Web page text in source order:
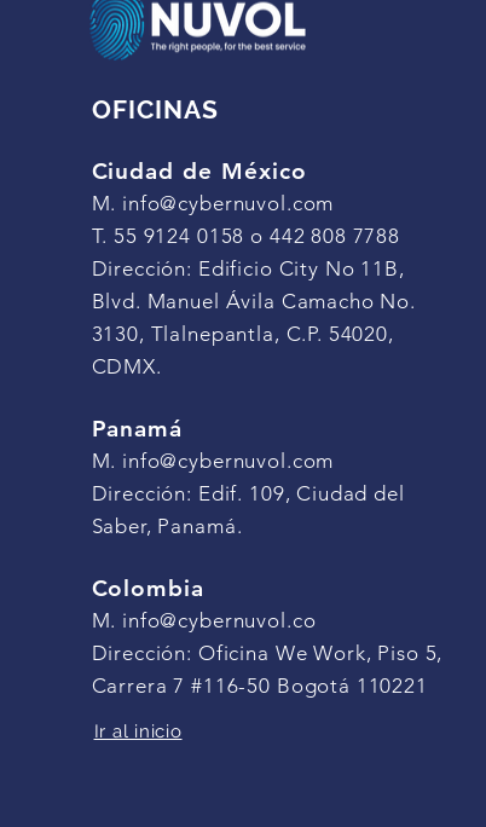
OFICINAS
Ciudad de México
M. info@cybernuvol.com
T. 55 9124 0158 o 442 808 7788
Dirección: Edificio City No 11B,
Blvd. Manuel Ávila Camacho No.
3130, Tlalnepantla, C.P. 54020,
CDMX.
Panamá
M. info@cybernuvol.com
Dirección: Edif. 109, Ciudad del
Saber, Panamá.
Colombia
M. info@cybernuvol.co
Dirección: Oficina We Work, Piso 5,
Carrera 7 #116-50 Bogotá 110221
Ir al inicio